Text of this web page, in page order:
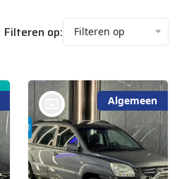
Filteren op: Filteren op
Algemeen
bij @De Waai Auto's